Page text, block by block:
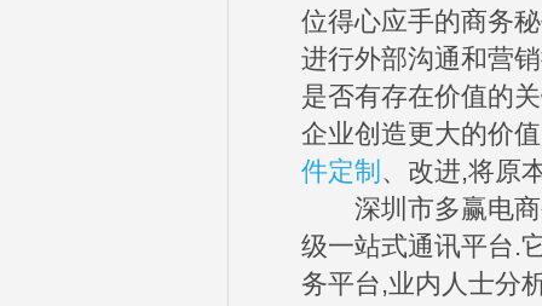
位得心应手的商务
进行外部沟通和营
是否有存在价值的
企业创造更大的价
件定制 、改进,将原
深圳市多赢电商
级一站式通讯平台.
务平台,业内人士分